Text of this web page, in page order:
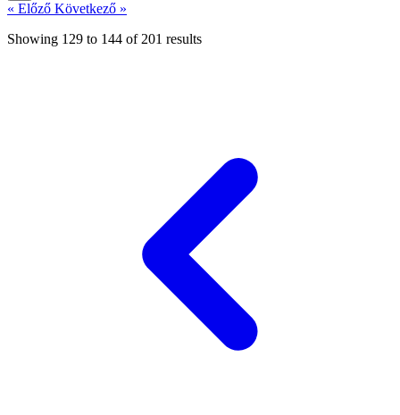
« Előző Következő »
Showing 129 to 144 of 201 results